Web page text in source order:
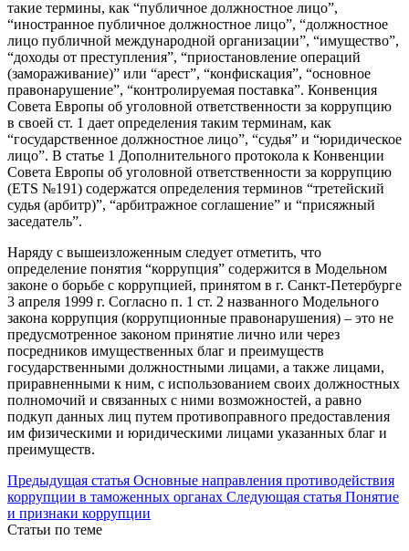
такие термины, как “публичное должностное лицо”,
“иностранное публичное должностное лицо”, “должностное
лицо публичной международной организации”, “имущество”,
“доходы от преступления”, “приостановление операций
(замораживание)” или “арест”, “конфискация”, “основное
правонарушение”, “контролируемая поставка”. Конвенция
Совета Европы об уголовной ответственности за коррупцию
в своей ст. 1 дает определения таким терминам, как
“государственное должностное лицо”, “судья” и “юридическое
лицо”. В статье 1 Дополнительного протокола к Конвенции
Совета Европы об уголовной ответственности за коррупцию
(ETS №191) содержатся определения терминов “третейский
судья (арбитр)”, “арбитражное соглашение” и “присяжный
заседатель”.
Наряду с вышеизложенным следует отметить, что
определение понятия “коррупция” содержится в Модельном
законе о борьбе с коррупцией, принятом в г. Санкт-Петербурге
3 апреля 1999 г. Согласно п. 1 ст. 2 названного Модельного
закона коррупция (коррупционные правонарушения) – это не
предусмотренное законом принятие лично или через
посредников имущественных благ и преимуществ
государственными должностными лицами, а также лицами,
приравненными к ним, с использованием своих должностных
полномочий и связанных с ними возможностей, а равно
подкуп данных лиц путем противоправного предоставления
им физическими и юридическими лицами указанных благ и
преимуществ.
Предыдущая статья Основные направления противодействия
коррупции в таможенных органах Следующая статья Понятие
и признаки коррупции
Статьи по теме